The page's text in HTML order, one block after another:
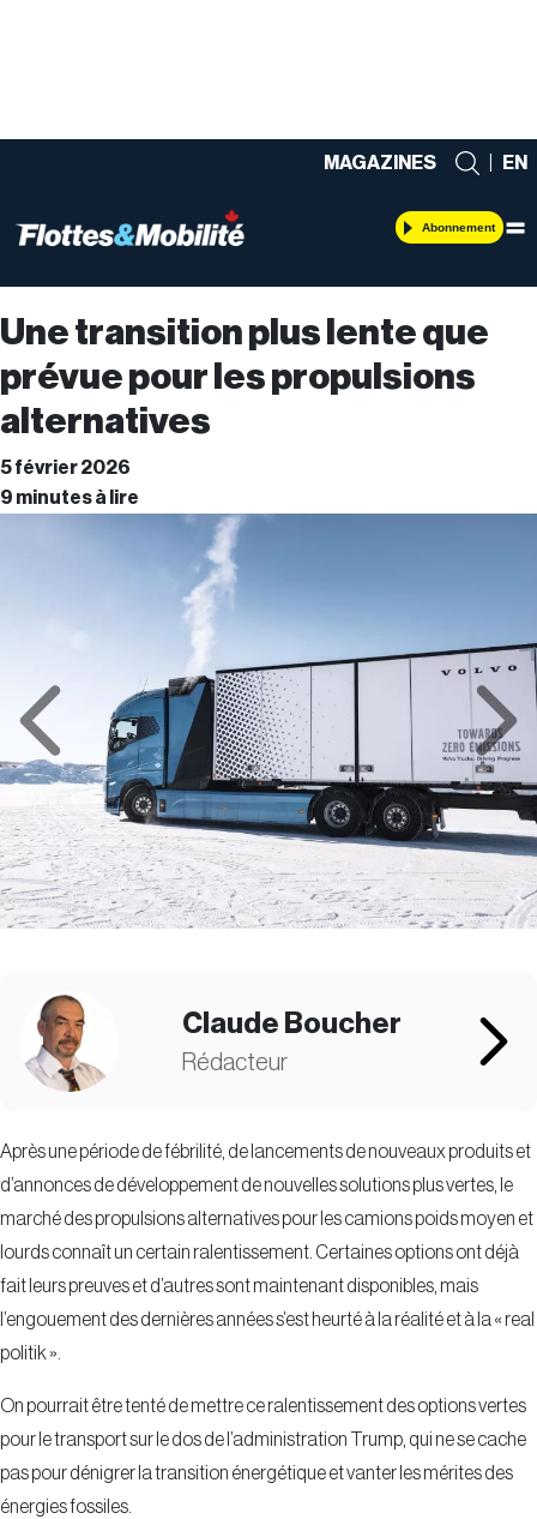
MAGAZINES EN
Abonnement
Une transition plus lente que
prévue pour les propulsions
alternatives
5 février 2026
9 minutes à lire
Previous Next
Claude Boucher
Rédacteur
Après une période de fébrilité, de lancements de nouveaux produits et
d’annonces de développement de nouvelles solutions plus vertes, le
marché des propulsions alternatives pour les camions poids moyen et
lourds connaît un certain ralentissement. Certaines options ont déjà
fait leurs preuves et d’autres sont maintenant disponibles, mais
l’engouement des dernières années s’est heurté à la réalité et à la « real
politik ».
On pourrait être tenté de mettre ce ralentissement des options vertes
pour le transport sur le dos de l’administration Trump, qui ne se cache
pas pour dénigrer la transition énergétique et vanter les mérites des
énergies fossiles.